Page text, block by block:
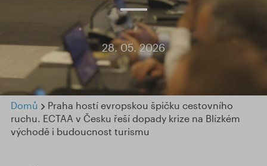
28. 05. 2026
Domů
Praha hostí evropskou špičku cestovního
ruchu. ECTAA v Česku řeší dopady krize na Blízkém
východě i budoucnost turismu